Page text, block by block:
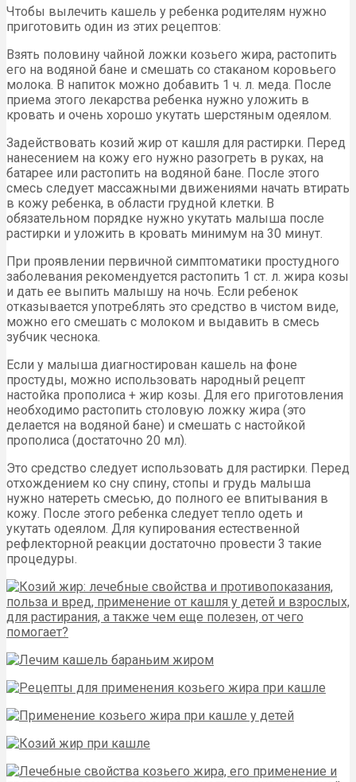
Чтобы вылечить кашель у ребенка родителям нужно
приготовить один из этих рецептов:
Взять половину чайной ложки козьего жира, растопить
его на водяной бане и смешать со стаканом коровьего
молока. В напиток можно добавить 1 ч. л. меда. После
приема этого лекарства ребенка нужно уложить в
кровать и очень хорошо укутать шерстяным одеялом.
Задействовать козий жир от кашля для растирки. Перед
нанесением на кожу его нужно разогреть в руках, на
батарее или растопить на водяной бане. После этого
смесь следует массажными движениями начать втирать
в кожу ребенка, в области грудной клетки. В
обязательном порядке нужно укутать малыша после
растирки и уложить в кровать минимум на 30 минут.
При проявлении первичной симптоматики простудного
заболевания рекомендуется растопить 1 ст. л. жира козы
и дать ее выпить малышу на ночь. Если ребенок
отказывается употреблять это средство в чистом виде,
можно его смешать с молоком и выдавить в смесь
зубчик чеснока.
Если у малыша диагностирован кашель на фоне
простуды, можно использовать народный рецепт
настойка прополиса + жир козы. Для его приготовления
необходимо растопить столовую ложку жира (это
делается на водяной бане) и смешать с настойкой
прополиса (достаточно 20 мл).
Это средство следует использовать для растирки. Перед
отхождением ко сну спину, стопы и грудь малыша
нужно натереть смесью, до полного ее впитывания в
кожу. После этого ребенка следует тепло одеть и
укутать одеялом. Для купирования естественной
рефлекторной реакции достаточно провести 3 такие
процедуры.